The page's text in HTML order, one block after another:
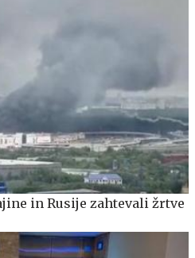
in Rusije zahtevali žrtve